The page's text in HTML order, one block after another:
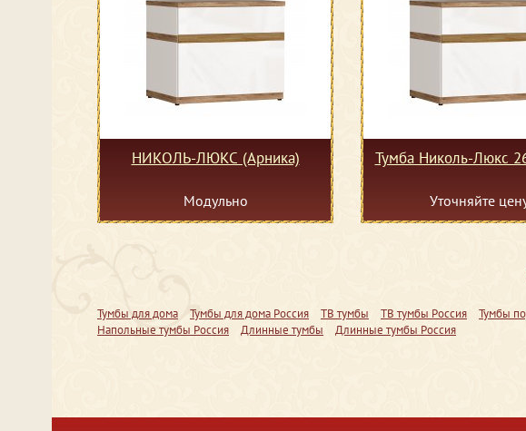
НИКОЛЬ-ЛЮКС (Арника)
Модульно
Тумба Николь-Люкс
Уточняйте
Тумбы для дома Тумбы для дома Россия ТВ тумбы ТВ тумбы Россия Тумбы
Напольные тумбы Россия
Длинные тумбы Длинные тумбы Россия